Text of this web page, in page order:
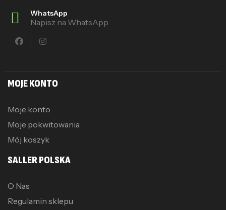
WhatsApp
Napisz na WhatsApp
MOJE KONTO
Moje konto
Moje pokwitowania
Mój koszyk
SALLER POLSKA
O Nas
Regulamin sklepu